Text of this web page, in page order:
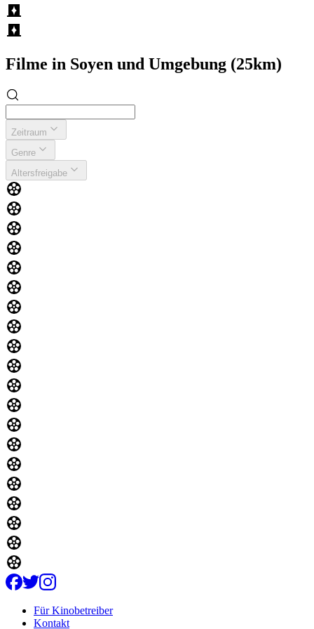
Filme in Soyen und Umgebung (25km)
Zeitraum
Genre
Altersfreigabe
Für Kinobetreiber
Kontakt